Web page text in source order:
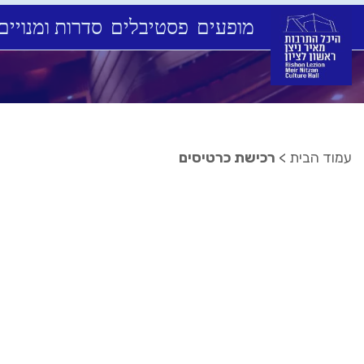
to
content
מופעים פסטיבלים סדרות
עמוד הבית > רכישת כרטיסים